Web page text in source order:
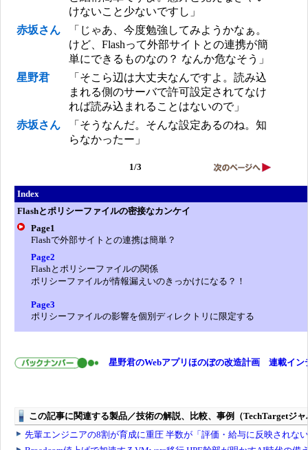
けないこと少ないですし」
赤坂さん
「じゃあ、今度勉強してみようかなぁ。
けど、Flashって外部サイトとの連携が簡
単にできるものなの？ なんか危なそう」
星野君
「そこら辺は大丈夫なんですよ。読み込
まれる側のサーバで許可設定されてなけ
れば読み込まれることはないので」
赤坂さん
「そうなんだ。そんな設定あるのね。知
らなかったー」
1/3
Index
Flashとポリシーファイルの密接なカンケイ
Page1
Flashで外部サイトとの連携は簡単？
Page2
Flashとポリシーファイルの関係
ポリシーファイルが情報漏えいのきっかけになる？！
Page3
ポリシーファイルの影響を個別ディレクトリに限定する
星野君のWebアプリほのぼの改造計画 連載イン